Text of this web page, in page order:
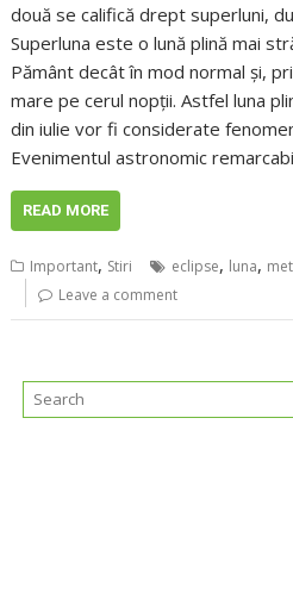
două se califică drept superluni,
Superluna este o lună plină mai
Pământ decât în mod normal şi,
mare pe cerul nopţii. Astfel luna
din iulie vor fi considerate
Evenimentul astronomic
READ MORE
Important, Stiri eclipse, luna,
Leave a comment